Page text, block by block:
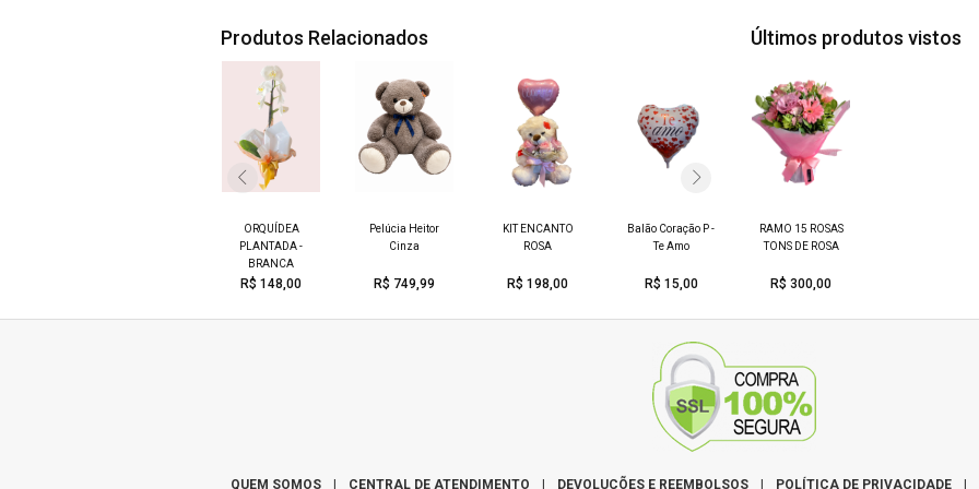
Produtos Relacionados
ORQUÍDEA
PLANTADA -
BRANCA
R$ 148,00
Pelúcia Heitor
Cinza
R$ 749,99
KIT ENCANTO
ROSA
R$ 198,00
Balão Coração P -
Te Amo
R$ 15,00
KIT SOLRISOS
R$ 138,00
Últimos produtos vistos
RAMO 15 ROSAS
TONS DE ROSA
R$ 300,00
QUEM SOMOS | CENTRAL DE ATENDIMENTO | DEVOLUÇÕES E REEMBOLSOS | POLÍTICA DE PRIVACIDADE |